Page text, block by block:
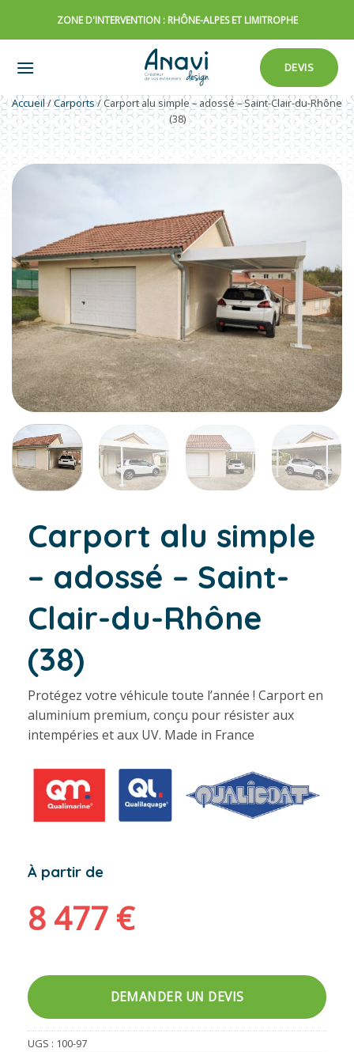
ZONE D'INTERVENTION : RHÔNE-ALPES ET LIMITROPHE
DEVIS
Accueil/Carports/Carport alu simple – adossé – Saint-Clair-du-Rhône
(38)
Carport alu simple
– adossé – Saint-
Clair-du-Rhône
(38)
Protégez votre véhicule toute l’année ! Carport en
aluminium premium, conçu pour résister aux
intempéries et aux UV. Made in France
À partir de
8 477 €
DEMANDER UN DEVIS
UGS : 100-97